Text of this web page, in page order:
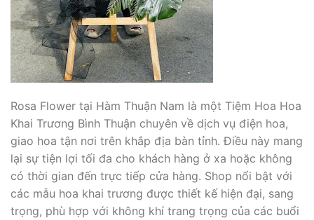
Rosa Flower tại Hàm Thuận Nam là một Tiệm Hoa Hoa
Khai Trương Bình Thuận chuyên về dịch vụ điện hoa,
giao hoa tận nơi trên khắp địa bàn tỉnh. Điều này mang
lại sự tiện lợi tối đa cho khách hàng ở xa hoặc không
có thời gian đến trực tiếp cửa hàng. Shop nổi bật với
các mẫu hoa khai trương được thiết kế hiện đại, sang
trọng, phù hợp với không khí trang trọng của các buổi